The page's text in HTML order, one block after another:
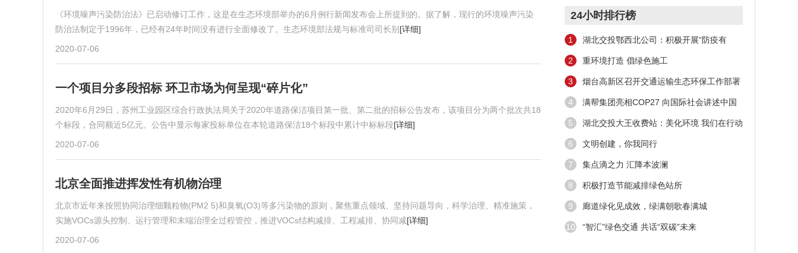
《环境噪声污染防治法》已启动修订工作，这是在生态环境部举办的6月例行新闻发布会上所提到的。据了解，现行的环境噪声污染
防治法制定于1996年，已经有24年时间没有进行全面修改了。生态环境部法规与标准司司长别 [详细]
2020-07-06
一个项目分多段招标 环卫市场为何呈现“碎片化”
2020年6月29日，苏州工业园区综合行政执法局关于2020年道路保洁项目第一批、第二批的招标公告发布，该项目分为两个批次共18
个标段，合同额近5亿元。公告中显示每家投标单位在本轮道路保洁18个标段中累计中标标段[详细]
2020-07-06
北京全面推进挥发性有机物治理
北京市近年来按照协同治理细颗粒物(PM2 5)和臭氧(O3)等多污染物的原则，聚焦重点领域、坚持问题导向，科学治理、精准施策，
实施VOCs源头控制、运行管理和末端治理全过程管控，推进VOCs结构减排、工程减排、协同减[详细]
2020-07-06
24小时排行榜
1
湖北交投鄂西北公司：积极开展“防疫有
2
重环境打造 倡绿色施工
3
烟台高新区召开交通运输生态环保工作部署
4
满帮集团亮相COP27 向国际社会讲述中国
5
湖北交投大王收费站：美化环境 我们在行动
6 文明创建，你我同行
7 集点滴之力 汇降本波澜
8 积极打造节能减排绿色站所
9 廊道绿化见成效，绿满朝歌春满城
10 “智汇”绿色交通 共话“双碳”未来